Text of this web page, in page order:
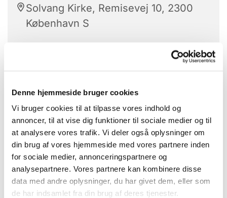
Denne hjemmeside bruger cookies
Vi bruger cookies til at tilpasse vores indhold og
annoncer, til at vise dig funktioner til sociale medier og til
at analysere vores trafik. Vi deler også oplysninger om
din brug af vores hjemmeside med vores partnere inden
for sociale medier, annonceringspartnere og
analysepartnere. Vores partnere kan kombinere disse
data med andre oplysninger, du har givet dem, eller som
de har indsamlet fra din brug af deres tjenester.
Solvang Kirke, Remisevej 10, 2300
København S
strik, nørkleri og godt selskab.
Vi snakker, griner og nyder fællesskabet sammen.
Medbring gerne din madpakke – vi sørger for
kaffe, te og en småkage.
Vi mødes d. 2. og 4. mandag i måneden